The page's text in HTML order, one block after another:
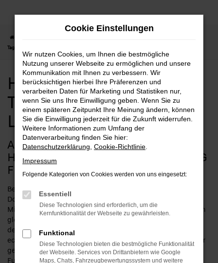
Zum
springen
Tageszulassung mit Lieferservice nach Fulda
Hyundai TUCSON
Tageszulassung mit
Lieferservice nach Fulda
ACHTEN SIE AUF IHR GELD –
HYUNDAI TUCSON TAGESZULASSUNG
FÜR FULDA
Beim Autokauf sollte man durchaus auf das Budget achten.
Doch deshalb einen Kompromiss bei der Qualität eingehen?
Mit einer Hyundai TUCSON Tageszulassung für Fulda werden
gleich in mehrerlei Hinsicht höchste Ansprüche bedient. Auf
der einen Seite ist die Hyundai TUCSON Tageszulassung ein
echter Neuwagen und wurde noch keinen einzigen Kilometer
gefahren. Andererseits dürfen Sie sich für Ihre Mobilität in
Fulda und Umgebung auf einen unschlagbar günstigen Preis
Cookie Einstellungen
Wir nutzen Cookies, um Ihnen die bestmögliche
Nutzung unserer Webseite zu ermöglichen und unsere
Kommunikation mit Ihnen zu verbessern. Wir
berücksichtigen hierbei Ihre Präferenzen und
verarbeiten Daten für Marketing und Statistiken nur,
wenn Sie uns Ihre Einwilligung geben. Wenn Sie zu
einem späteren Zeitpunkt Ihre Meinung ändern, können
Sie die Einwilligung jederzeit für die Zukunft widerrufen.
Weitere Informationen zum Umfang der
Datenverarbeitung finden Sie hier:
Datenschutzerklärung Cookie-Richtlinie
Impressum
Folgende Kategorien von Cookies werden von uns eingesetzt:
Essentiell
Diese Technologien sind erforderlich, um die
Kernfunktionalität der Webseite zu gewährleisten.
Funktional
Diese Technologien bieten die bestmögliche Funktionalität
der Webseite. Services von Drittanbietern wie Google
Maps, Chats, Fahrzeugbewertungssystem und weitere